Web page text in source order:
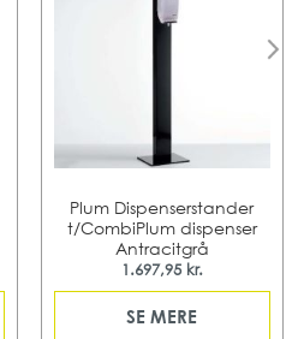
Plum Dispenserstander
t/CombiPlum dispenser
Antracitgrå
1.697,95 kr.
SE MERE